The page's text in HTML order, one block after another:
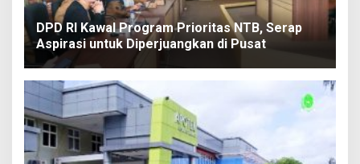
DPD RI Kawal Program Prioritas NTB, Serap
Aspirasi untuk Diperjuangkan di Pusat